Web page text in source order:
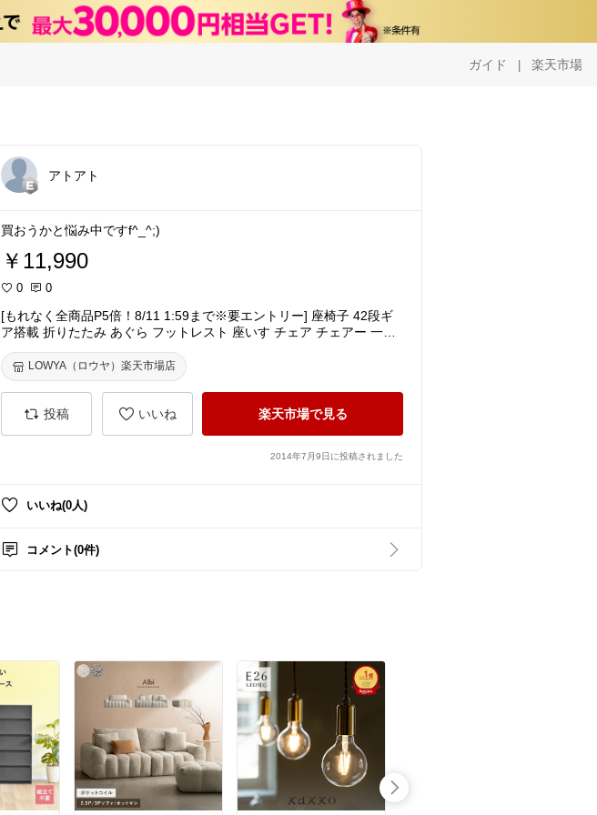
ガイド | 楽天市場
アトアト
買おうかと悩み中ですf^_^;)
￥11,990
0 0
[もれなく全商品P5倍！8/11 1:59まで※要エントリー] 座椅子 42段ギ
ア搭載 折りたたみ あぐら フットレスト 座いす チェア チェアー 一人
い おしゃれ フロアチェア こたつ 軽量 プレゼント ギフト
LOWYA（ロウヤ）楽天市場店
投稿 いいね 楽天市場で見る
2014年7月9日に投稿されました
いいね(0人)
コメント(0件)